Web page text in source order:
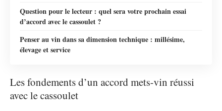
Question pour le lecteur : quel sera votre prochain essai
d’accord avec le cassoulet ?
Penser au vin dans sa dimension technique : millésime,
élevage et service
Les fondements d’un accord mets-vin réussi
avec le cassoulet